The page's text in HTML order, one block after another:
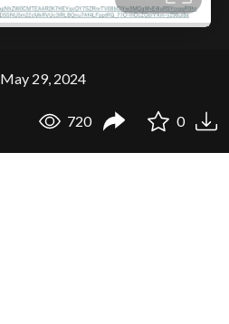
May 29, 2024
720 0